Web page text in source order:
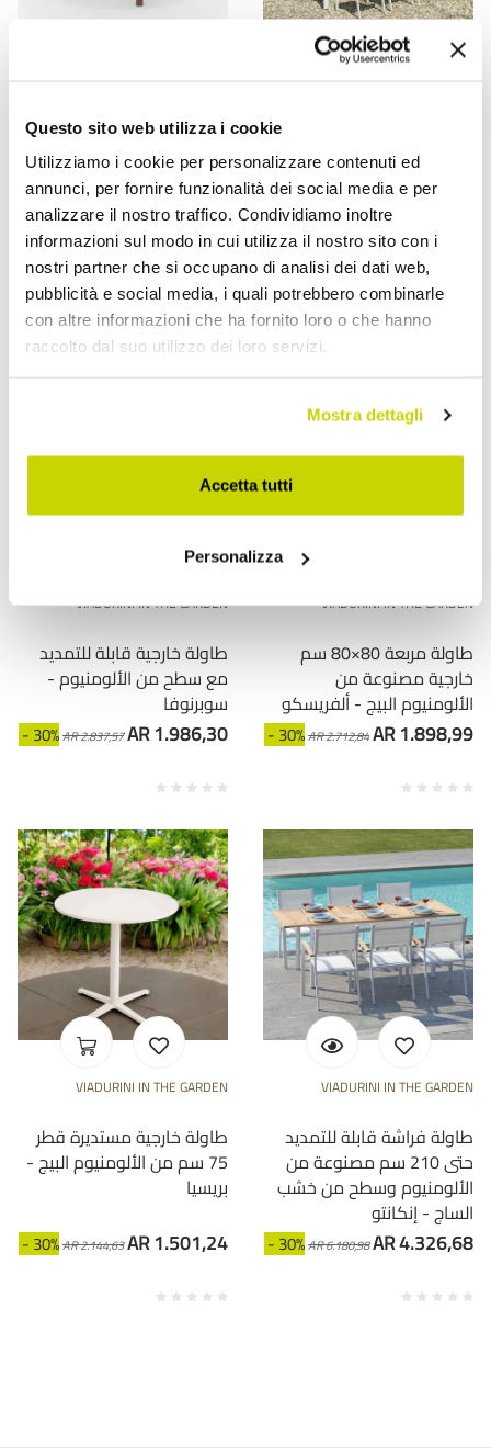
Questo sito web utilizza i cookie
Utilizziamo i cookie per personalizzare contenuti ed
annunci, per fornire funzionalità dei social media e per
analizzare il nostro traffico. Condividiamo inoltre
informazioni sul modo in cui utilizza il nostro sito con i
nostri partner che si occupano di analisi dei dati web,
pubblicità e social media, i quali potrebbero combinarle
con altre informazioni che ha fornito loro o che hanno
raccolto dal suo utilizzo dei loro servizi.
Mostra dettagli
Accetta tutti
Personalizza
طاولة خارجية مستديرة من
الألومنيوم مقاس 130 سم
بتشطيبات مختلفة -
Resplendent
- 30% AR 9.025,47 AR 6.317,83
منزلقة وسطح من الألومنيوم
- سوبرنوفا
- 30%AR 5.048,03AR 3.533,62
VIADURINI IN THE GARDEN
طاولة خارجية قابلة للتمديد
مع سطح من الألومنيوم -
سوبرنوفا
- 30%AR 2.837,57AR 1.986,30
VIADURINI IN THE GARDEN
طاولة مربعة 80×80 سم
خارجية مصنوعة من
الألومنيوم البيج - ألفريسكو
- 30%AR 2.712,84AR 1.898,99
VIADURINI IN THE GARDEN
طاولة خارجية مستديرة قطر
75 سم من الألومنيوم البيج -
بريسيا
- 30%AR 2.144,63AR 1.501,24
VIADURINI IN THE GARDEN
طاولة فراشة قابلة للتمديد
حتى 210 سم مصنوعة من
الألومنيوم وسطح من خشب
الساج - إنكانتو
- 30%AR 6.180,98AR 4.326,68